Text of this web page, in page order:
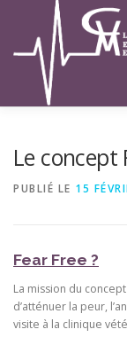
contenu
Le concept
PUBLIÉ LE 15
Fear Free ?
La mission du
d’atténuer la peur,
visite à la clinique